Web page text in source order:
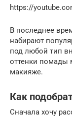
https://
В последнее
набирают
под любой тип
оттенки помады
макияже.
Как
Сначала хочу